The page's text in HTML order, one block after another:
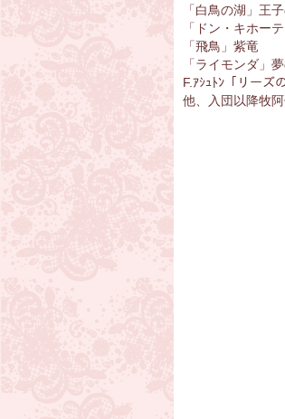
「白鳥の湖」王
「ドン・キホー
「飛鳥」紫竜
「ライモンダ」
F.ｱｼｭﾄﾝ「リーズ
他、入団以降牧